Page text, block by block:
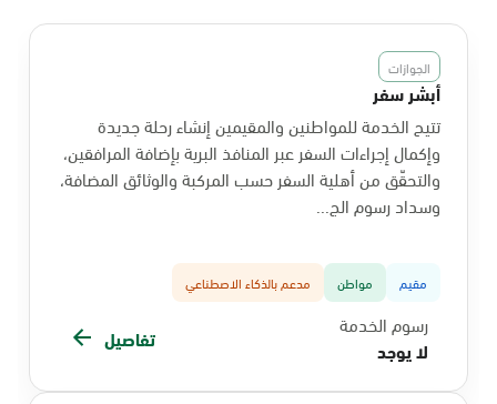
الجوازات
أبشر سفر
تتيح الخدمة للمواطنين والمقيمين إنشاء رحلة جديدة
وإكمال إجراءات السفر عبر المنافذ البرية بإضافة المرافقين،
والتحقّق من أهلية السفر حسب المركبة والوثائق المضافة،
وسداد رسوم الج...
مقيم مواطن مدعم بالذكاء الاصطناعي
رسوم الخدمة
لا يوجد
تفاصيل